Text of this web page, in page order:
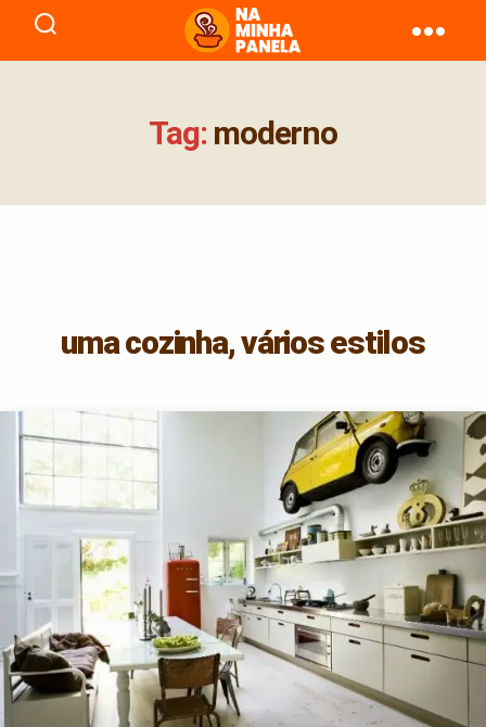
naminhapanela.com
Tag: moderno
uma cozinha, vários estilos